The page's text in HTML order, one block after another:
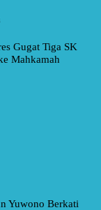
Gugat Tiga SK
Mahkamah
Yuwono Berkati